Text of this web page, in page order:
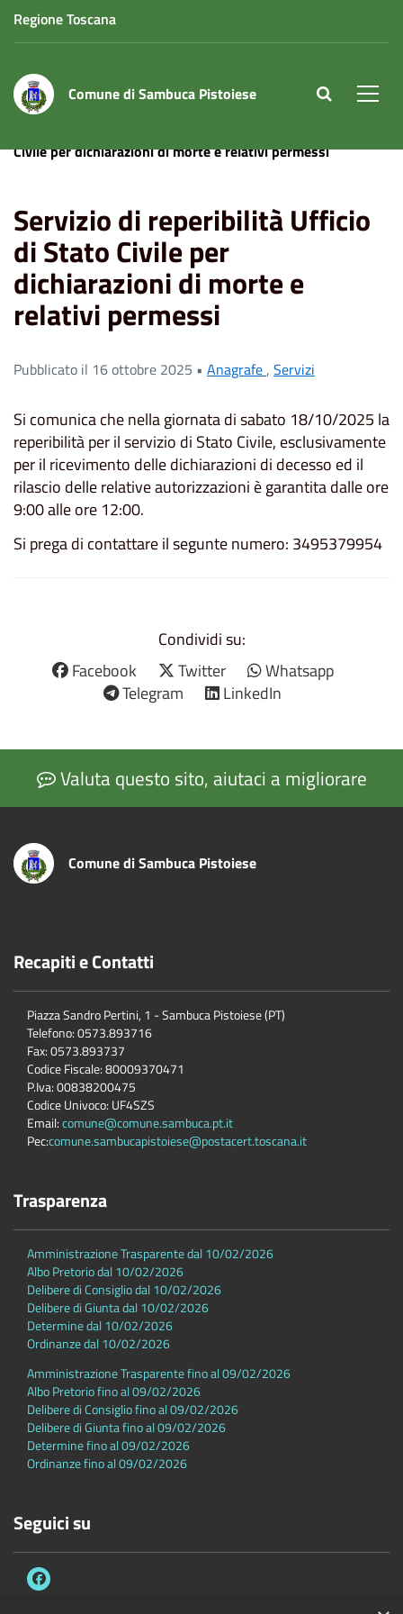
Regione Toscana
Comune di Sambuca Pistoiese site.searc
Civile per dichiarazioni di morte e relativi permessi
Servizio di reperibilità Ufficio
di Stato Civile per
dichiarazioni di morte e
relativi permessi
Pubblicato il 16 ottobre 2025 • Anagrafe, Servizi
Si comunica che nella giornata di sabato 18/10/2025 la
reperibilità per il servizio di Stato Civile, esclusivamente
per il ricevimento delle dichiarazioni di decesso ed il
rilascio delle relative autorizzazioni è garantita dalle ore
9:00 alle ore 12:00.
Si prega di contattare il segunte numero: 3495379954
Condividi su:
Facebook
Twitter
Whatsapp
Telegram
LinkedIn
Valuta questo sito, aiutaci a migliorare
Comune di Sambuca Pistoiese
Recapiti e Contatti
Piazza Sandro Pertini, 1 - Sambuca Pistoiese (PT)
Telefono: 0573.893716
Fax: 0573.893737
Codice Fiscale: 80009370471
P.Iva: 00838200475
Codice Univoco: UF4SZS
Email:comune@comune.sambuca.pt.it
Pec:comune.sambucapistoiese@postacert.toscana.it
Trasparenza
Amministrazione Trasparente dal 10/02/2026
Albo Pretorio dal 10/02/2026
Delibere di Consiglio dal 10/02/2026
Delibere di Giunta dal 10/02/2026
Determine dal 10/02/2026
Ordinanze dal 10/02/2026
Amministrazione Trasparente fino al 09/02/2026
Albo Pretorio fino al 09/02/2026
Delibere di Consiglio fino al 09/02/2026
Delibere di Giunta fino al 09/02/2026
Determine fino al 09/02/2026
Ordinanze fino al 09/02/2026
Seguici su